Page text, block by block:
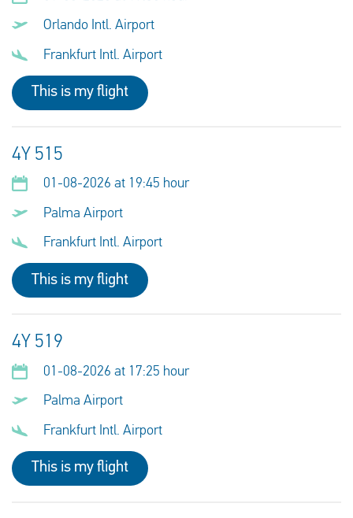
Orlando Intl. Airport
Frankfurt Intl. Airport
This is my flight
4Y 515
01-08-2026 at 19:45 hour
Palma Airport
Frankfurt Intl. Airport
This is my flight
4Y 519
01-08-2026 at 17:25 hour
Palma Airport
Frankfurt Intl. Airport
This is my flight